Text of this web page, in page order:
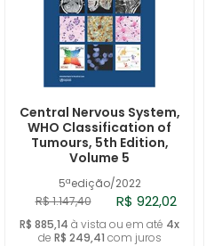
5ªedição/2022
Central Nervous System,
WHO Classification of
Tumours, 5th Edition,
Volume 5
R$ 1.147,40 R$ 922,02
R$ 885,14 à vista ou em até 4x
de R$ 249,41 com juros